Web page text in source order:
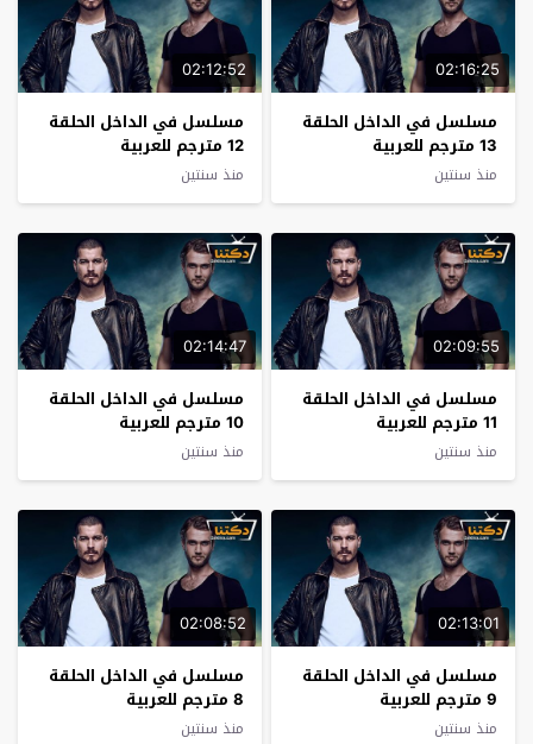
02:16:25
مسلسل في الداخل الحلقة
13 مترجم للعربية
منذ سنتين
02:12:52
مسلسل في الداخل الحلقة
12 مترجم للعربية
منذ سنتين
02:09:55
مسلسل في الداخل الحلقة
11 مترجم للعربية
منذ سنتين
02:14:47
مسلسل في الداخل الحلقة
10 مترجم للعربية
منذ سنتين
02:13:01
مسلسل في الداخل الحلقة
9 مترجم للعربية
منذ سنتين
02:08:52
مسلسل في الداخل الحلقة
8 مترجم للعربية
منذ سنتين